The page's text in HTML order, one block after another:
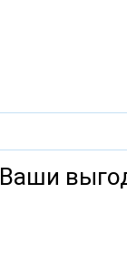
Ваши